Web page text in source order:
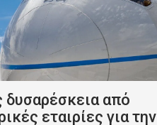
δυσαρέσκεια από
εταιρίες για την